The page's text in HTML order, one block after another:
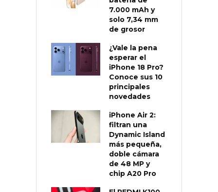
7.000 mAh y
solo 7,34 mm
de grosor
¿Vale la pena
esperar el
iPhone 18 Pro?
Conoce sus 10
principales
novedades
iPhone Air 2:
filtran una
Dynamic Island
más pequeña,
doble cámara
de 48 MP y
chip A20 Pro